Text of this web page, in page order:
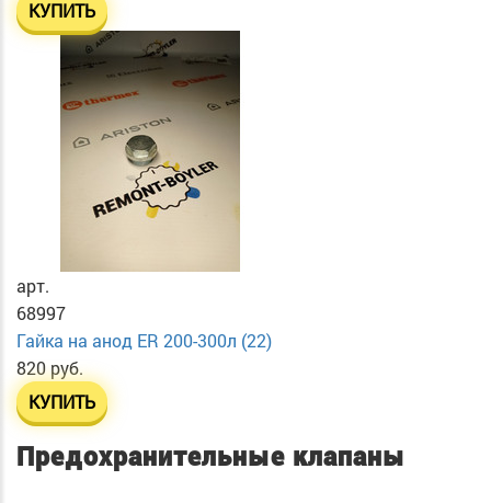
КУПИТЬ
арт.
68997
Гайка на анод ER 200-300л (22)
820 руб.
КУПИТЬ
Предохранительные клапаны